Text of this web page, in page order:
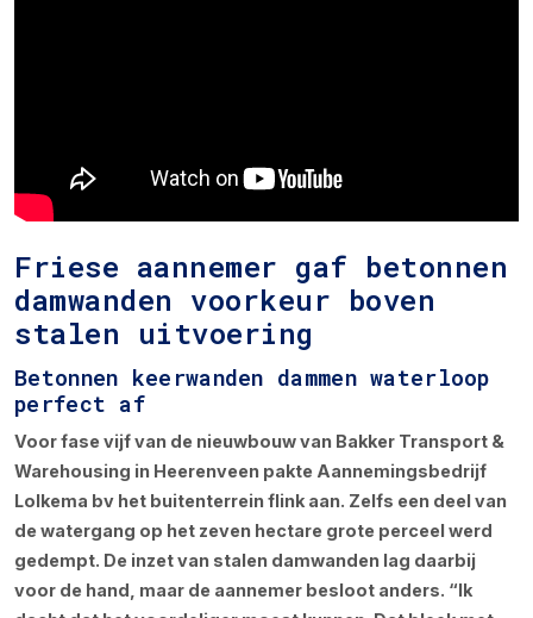
Friese aannemer gaf betonnen
damwanden voorkeur boven
stalen uitvoering
Betonnen keerwanden dammen waterloop
perfect af
Voor fase vijf van de nieuwbouw van Bakker Transport &
Warehousing in Heerenveen pakte Aannemingsbedrijf
Lolkema bv het buitenterrein flink aan. Zelfs een deel van
de watergang op het zeven hectare grote perceel werd
gedempt. De inzet van stalen damwanden lag daarbij
voor de hand, maar de aannemer besloot anders. “Ik